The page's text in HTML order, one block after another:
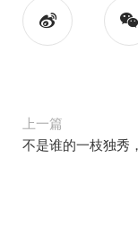
上一篇
不是谁的一枝独秀